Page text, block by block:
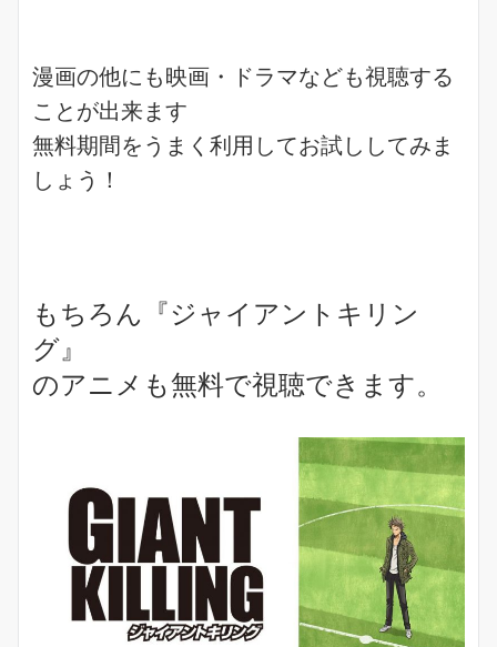
漫画の他にも映画 ・ ドラマなども視聴する
ことが出来ます
無料期間をうまく利用してお試ししてみま
しょう！
もちろん『ジャイアントキリン
グ』
のアニメも無料で視聴できます。